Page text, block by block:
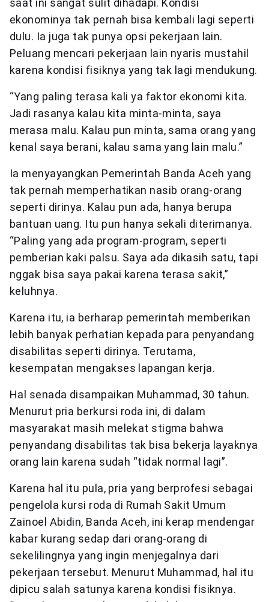
saat ini sangat sulit dihadapi. Kondisi
ekonominya tak pernah bisa kembali lagi seperti
dulu. Ia juga tak punya opsi pekerjaan lain.
Peluang mencari pekerjaan lain nyaris mustahil
karena kondisi fisiknya yang tak lagi mendukung.
“Yang paling terasa kali ya faktor ekonomi kita.
Jadi rasanya kalau kita minta-minta, saya
merasa malu. Kalau pun minta, sama orang yang
kenal saya berani, kalau sama yang lain malu.”
Ia menyayangkan Pemerintah Banda Aceh yang
tak pernah memperhatikan nasib orang-orang
seperti dirinya. Kalau pun ada, hanya berupa
bantuan uang. Itu pun hanya sekali diterimanya.
“Paling yang ada program-program, seperti
pemberian kaki palsu. Saya ada dikasih satu, tapi
nggak bisa saya pakai karena terasa sakit,”
keluhnya.
Karena itu, ia berharap pemerintah memberikan
lebih banyak perhatian kepada para penyandang
disabilitas seperti dirinya. Terutama,
kesempatan mengakses lapangan kerja.
Hal senada disampaikan Muhammad, 30 tahun.
Menurut pria berkursi roda ini, di dalam
masyarakat masih melekat stigma bahwa
penyandang disabilitas tak bisa bekerja layaknya
orang lain karena sudah “tidak normal lagi”.
Karena hal itu pula, pria yang berprofesi sebagai
pengelola kursi roda di Rumah Sakit Umum
Zainoel Abidin, Banda Aceh, ini kerap mendengar
kabar kurang sedap dari orang-orang di
sekelilingnya yang ingin menjegalnya dari
pekerjaan tersebut. Menurut Muhammad, hal itu
dipicu salah satunya karena kondisi fisiknya.